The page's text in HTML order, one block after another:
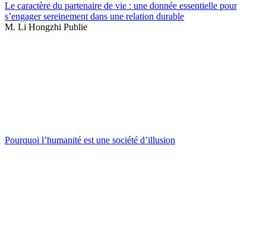
Le caractère du partenaire de vie : une donnée essentielle pour
s’engager sereinement dans une relation durable
M. Li Hongzhi Publie
Pourquoi l’humanité est une société d’illusion